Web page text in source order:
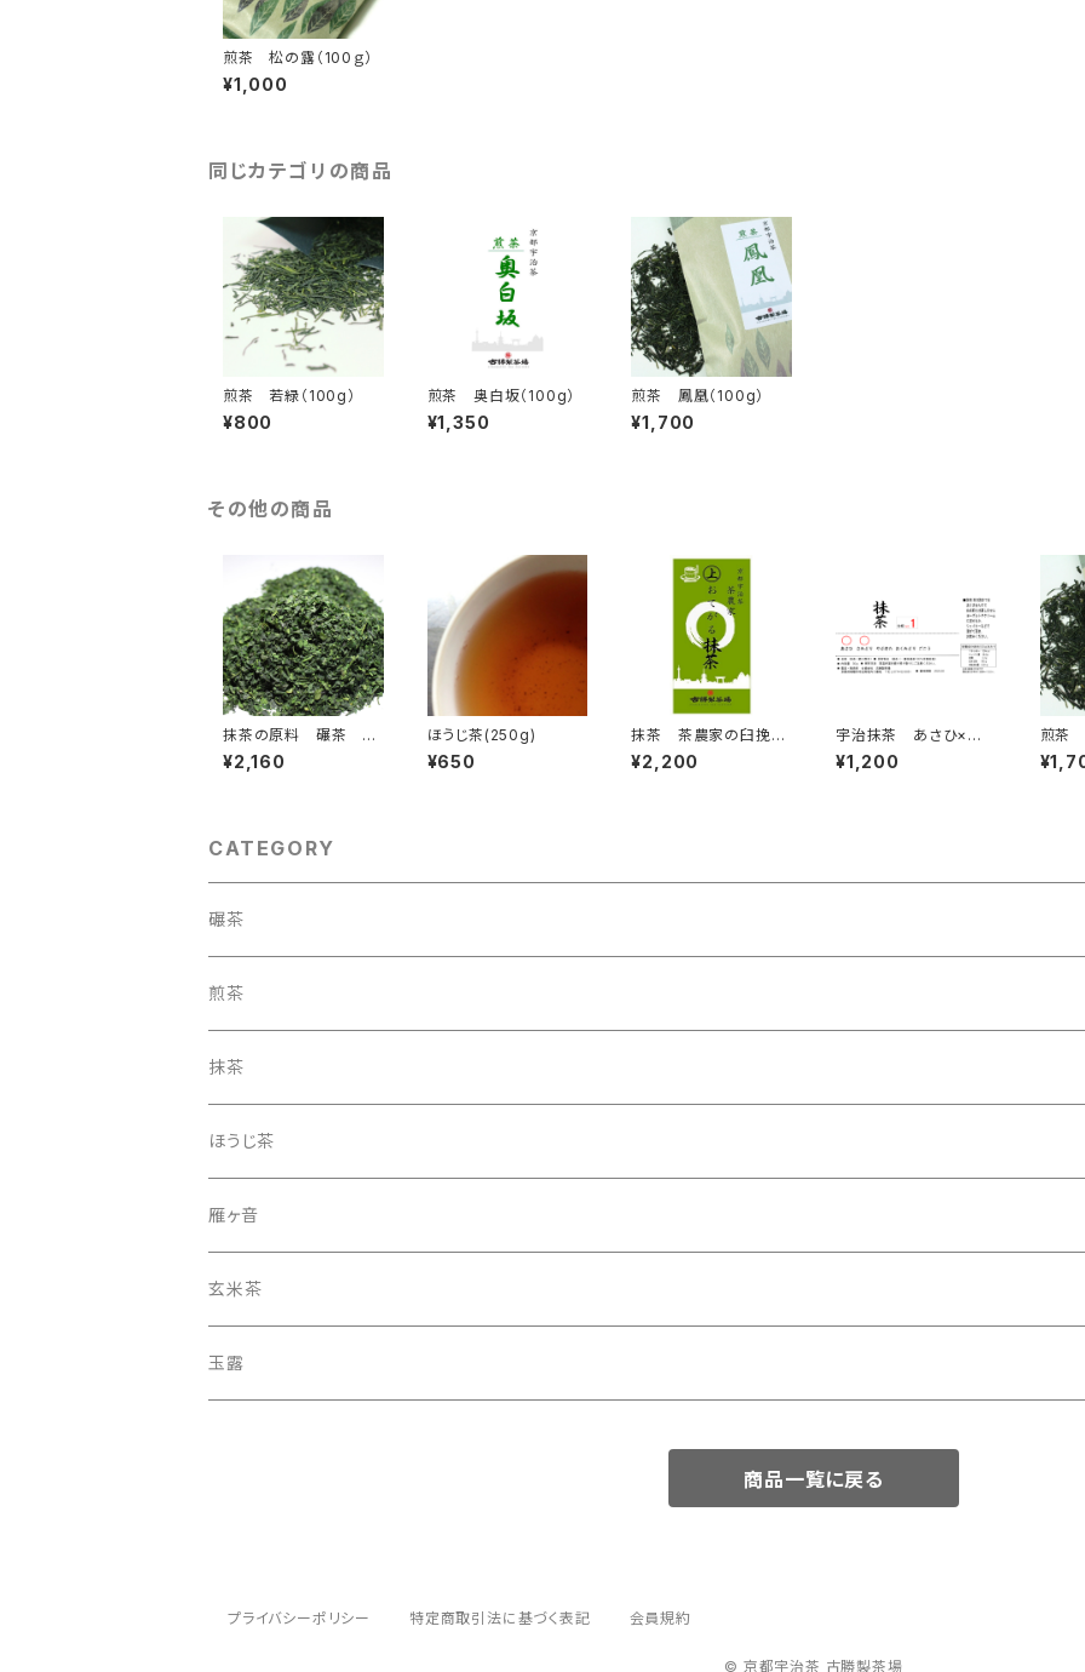
煎茶 松の露（100ｇ）
¥1,000
同じカテゴリの商品
煎茶 若緑（100g）
¥800
煎茶 奥白坂（100g）
¥1,350
煎茶 鳳凰（100g）
¥1,700
その他の商品
抹茶の原料 碾茶 京
のこころ （50ｇ）
¥2,160
ほうじ茶(250g)
¥650
抹茶 茶農家の臼挽
き 宇治抹茶 上おて
がる抹茶 100ｇ
¥2,200
宇治抹茶 あさひ×さ
みどり（30ｇ）抹茶10
0％（国産100％・無添
¥1,200
煎茶
CATEGORY
碾茶
煎茶
抹茶
ほうじ茶
雁ヶ音
玄米茶
玉露
商品一覧に戻る
プライバシーポリシー 特定商取引法に基づく表記 会員規約
© 京都宇治茶 古勝製茶場